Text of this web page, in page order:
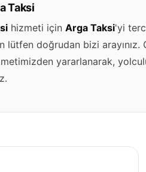
Taksi
hizmeti için Arga Taksi'yi
doğrudan bizi arayınız.
yararlanarak,